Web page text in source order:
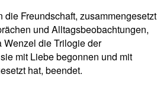
die Freundschaft, zusammengesetzt
und Alltagsbeobachtungen,
Wenzel die Trilogie der
mit Liebe begonnen und mit
hat, beendet.